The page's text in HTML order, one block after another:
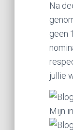
Na
geen
jullie
Mijn